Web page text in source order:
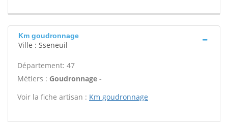
Km goudronnage
Ville : Sseneuil
Département: 47
Métiers : Goudronnage -
Voir la fiche artisan : Km goudronnage